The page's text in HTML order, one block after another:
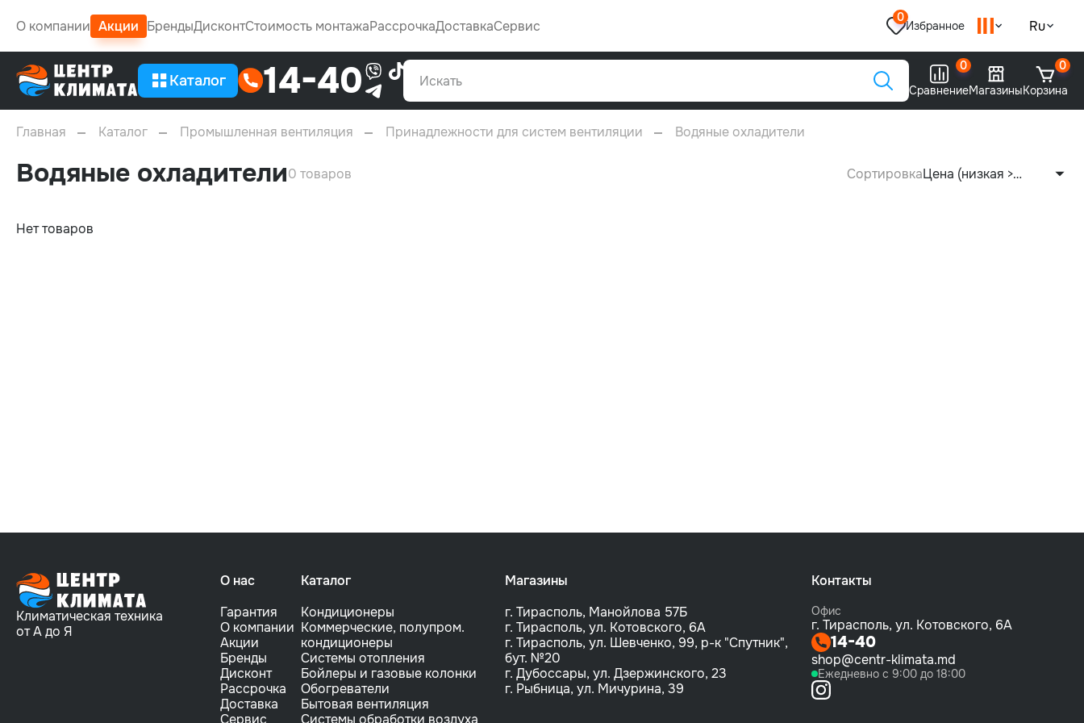
О компании Акции БрендыДисконтСтоимость монтажаРассрочкаДоставкаСервис
0
Избранное Ru
Каталог 14-40 Сравнение
0
МагазиныКорзина
0
Главная Каталог Промышленная вентиляция Принадлежности для систем вентиляции Водяные охладители
Водяные охладители0 товаров СортировкаЦена (низкая >
Нет товаров
Климатическая техника
от А до Я
О нас
Гарантия
О компании
Акции
Бренды
Дисконт
Рассрочка
Доставка
Сервис
Каталог
Кондиционеры
Коммерческие, полупром.
кондиционеры
Системы отопления
Бойлеры и газовые колонки
Обогреватели
Бытовая вентиляция
Системы обработки воздуха
Магазины
г. Тирасполь, Манойлова 57Б
г. Тирасполь, ул. Котовского, 6A
г. Тирасполь, ул. Шевченко, 99, р-к "Спутник",
бут. №20
г. Дубоссары, ул. Дзержинского, 23
г. Рыбница, ул. Мичурина, 39
Контакты
Офис
г. Тирасполь, ул. Котовского, 6А
14-40
shop@centr-klimata.md
Ежедневно с 9:00 до 18:00